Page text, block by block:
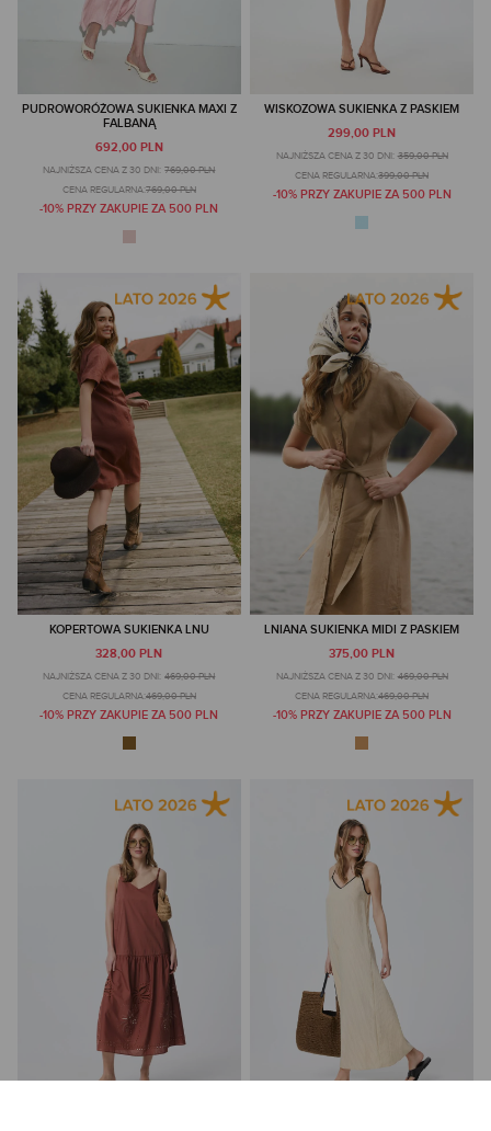
PUDROWORÓŻOWA SUKIENKA MAXI Z
FALBANĄ
692,00 PLN
NAJNIŻSZA CENA Z 30 DNI: 769,00 PLN
CENA REGULARNA:769,00 PLN
-10% PRZY ZAKUPIE ZA 500 PLN
WISKOZOWA SUKIENKA Z PASKIEM
299,00 PLN
NAJNIŻSZA CENA Z 30 DNI: 359,00 PLN
CENA REGULARNA:399,00 PLN
-10% PRZY ZAKUPIE ZA 500 PLN
KOPERTOWA SUKIENKA LNU
328,00 PLN
NAJNIŻSZA CENA Z 30 DNI: 469,00 PLN
CENA REGULARNA:469,00 PLN
-10% PRZY ZAKUPIE ZA 500 PLN
LNIANA SUKIENKA MIDI Z PASKIEM
375,00 PLN
NAJNIŻSZA CENA Z 30 DNI: 469,00 PLN
CENA REGULARNA:469,00 PLN
-10% PRZY ZAKUPIE ZA 500 PLN